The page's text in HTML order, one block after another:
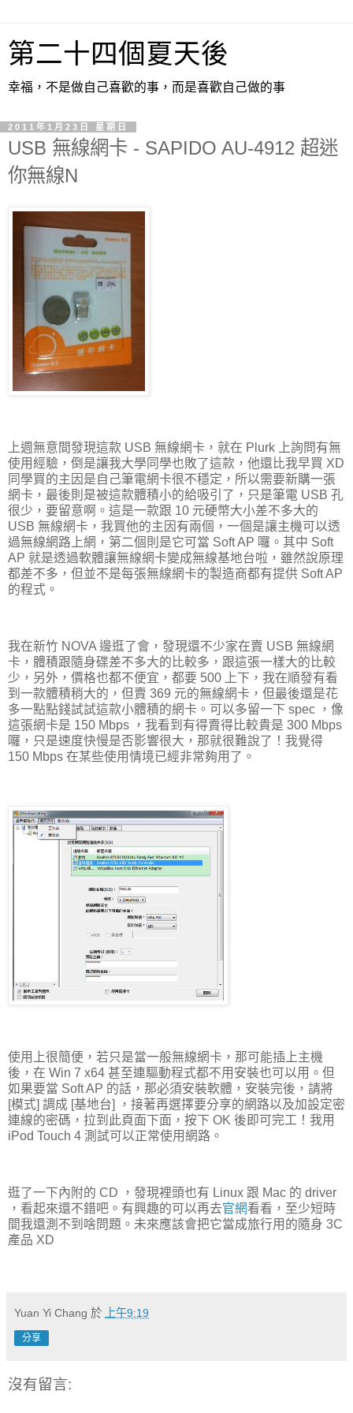
第二十四個夏天後
幸福，不是做自己喜歡的事，而是喜歡自己做的事
2011年1月23日 星期日
USB 無線網卡 - SAPIDO AU-4912 超迷
你無線N
上週無意間發現這款 USB 無線網卡，就在 Plurk 上詢問有無
使用經驗，倒是讓我大學同學也敗了這款，他還比我早買 XD
同學買的主因是自己筆電網卡很不穩定，所以需要新購一張
網卡，最後則是被這款體積小的給吸引了，只是筆電 USB 孔
很少，要留意啊。這是一款跟 10 元硬幣大小差不多大的
USB 無線網卡，我買他的主因有兩個，一個是讓主機可以透
過無線網路上網，第二個則是它可當 Soft AP 囉。其中 Soft
AP 就是透過軟體讓無線網卡變成無線基地台啦，雖然說原理
都差不多，但並不是每張無線網卡的製造商都有提供 Soft AP
的程式。
我在新竹 NOVA 邊逛了會，發現還不少家在賣 USB 無線網
卡，體積跟隨身碟差不多大的比較多，跟這張一樣大的比較
少，另外，價格也都不便宜，都要 500 上下，我在順發有看
到一款體積稍大的，但賣 369 元的無線網卡，但最後還是花
多一點點錢試試這款小體積的網卡。可以多留一下 spec ，像
這張網卡是 150 Mbps ，我看到有得賣得比較貴是 300 Mbps
囉，只是速度快慢是否影響很大，那就很難說了！我覺得
150 Mbps 在某些使用情境已經非常夠用了。
使用上很簡便，若只是當一般無線網卡，那可能插上主機
後，在 Win 7 x64 甚至連驅動程式都不用安裝也可以用。但
如果要當 Soft AP 的話，那必須安裝軟體，安裝完後，請將
[模式] 調成 [基地台] ，接著再選擇要分享的網路以及加設定密
連線的密碼，拉到此頁面下面，按下 OK 後即可完工！我用
iPod Touch 4 測試可以正常使用網路。
逛了一下內附的 CD ，發現裡頭也有 Linux 跟 Mac 的 driver
，看起來還不錯吧。有興趣的可以再去官網看看，至少短時
間我還測不到啥問題。未來應該會把它當成旅行用的隨身 3C
產品 XD
Yuan Yi Chang 於 上午9:19
分享
沒有留言: